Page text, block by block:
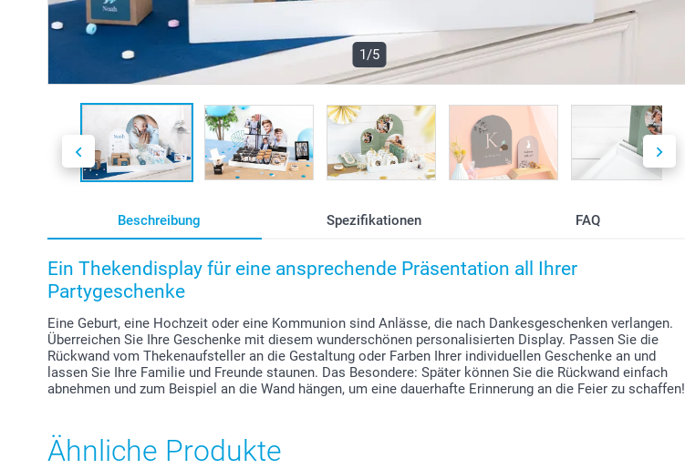
1/5
Beschreibung Spezifikationen FAQ
Ein Thekendisplay für eine ansprechende Präsentation all Ihrer
Partygeschenke
Eine Geburt, eine Hochzeit oder eine Kommunion sind Anlässe, die nach Dankesgeschenken verlangen.
Überreichen Sie Ihre Geschenke mit diesem wunderschönen personalisierten Display. Passen Sie die
Rückwand vom Thekenaufsteller an die Gestaltung oder Farben Ihrer individuellen Geschenke an und
lassen Sie Ihre Familie und Freunde staunen. Das Besondere: Später können Sie die Rückwand einfach
abnehmen und zum Beispiel an die Wand hängen, um eine dauerhafte Erinnerung an die Feier zu schaffen!
Ähnliche Produkte